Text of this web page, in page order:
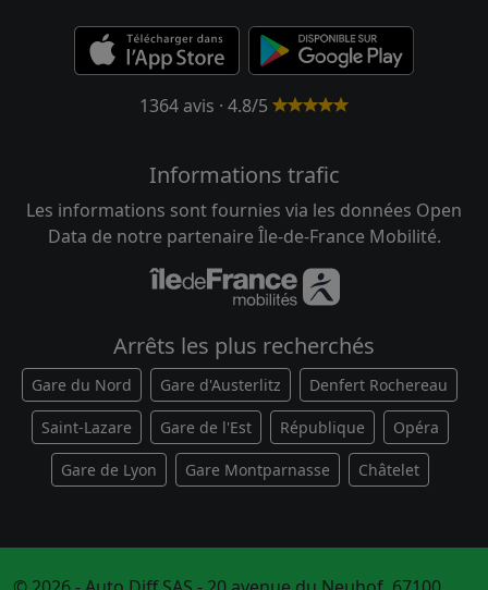
1364 avis · 4.8/5
Informations trafic
Les informations sont fournies via les données Open
Data de notre partenaire Île-de-France Mobilité.
Arrêts les plus recherchés
Gare du Nord Gare d'Austerlitz Denfert Rochereau
Saint-Lazare Gare de l'Est République Opéra
Gare de Lyon Gare Montparnasse Châtelet